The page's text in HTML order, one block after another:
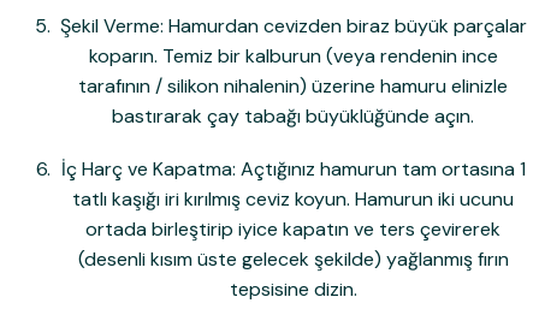
Şekil Verme: Hamurdan cevizden biraz büyük parçalar
koparın. Temiz bir kalburun (veya rendenin ince
tarafının / silikon nihalenin) üzerine hamuru elinizle
bastırarak çay tabağı büyüklüğünde açın.
İç Harç ve Kapatma: Açtığınız hamurun tam ortasına 1
tatlı kaşığı iri kırılmış ceviz koyun. Hamurun iki ucunu
ortada birleştirip iyice kapatın ve ters çevirerek
(desenli kısım üste gelecek şekilde) yağlanmış fırın
tepsisine dizin.